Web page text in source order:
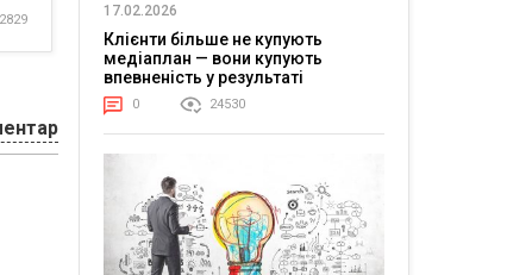
2829
17.02.2026
Клієнти більше не купують
медіаплан — вони купують
впевненість у результаті
0 24530